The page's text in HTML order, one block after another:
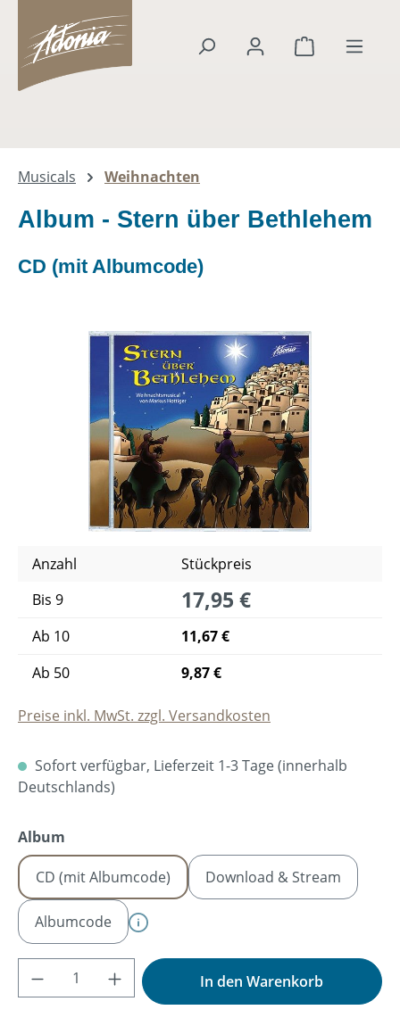
springen
Warenkorb
Musicals Weihnachten
Album - Stern über Bethlehem
CD (mit Albumcode)
Bildergalerie überspringen
Anzahl
Stückpreis
Bis 9 17,95 €
Ab 10
11,67 €
Ab 50 9,87 €
Preise inkl. MwSt. zzgl. Versandkosten
Sofort verfügbar, Lieferzeit 1-3 Tage (innerhalb
Deutschlands)
Album
CD (mit Albumcode) Download & Stream
Albumcode
Produkt Anzahl: Gib den gewünschten
In den Warenkorb